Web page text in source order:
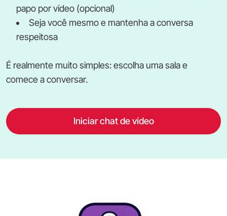
papo por vídeo (opcional)
Seja você mesmo e mantenha a conversa
respeitosa
É realmente muito simples: escolha uma sala e
comece a conversar.
Iniciar chat de vídeo